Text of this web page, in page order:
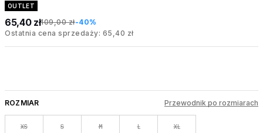
OUTLET
65,40 zł109,00 zł-40%
Ostatnia cena sprzedaży: 65,40 zł
ROZMIAR Przewodnik po rozmiarach
XS S M L XL